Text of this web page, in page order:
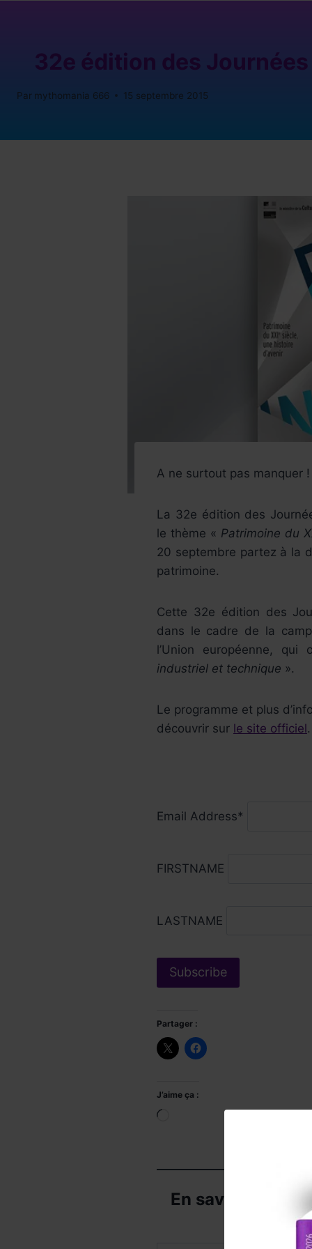
32e édition des
Par mythomania 666 15 septembre 2015
A ne surtout pas manquer !
La 32e édition des
le thème « Patrimoine du
20 septembre partez à la
patrimoine.
Cette 32e édition des
dans le cadre de la
l’Union européenne,
industriel et technique ».
Le programme et plus
découvrir sur le site officiel.
Email Address*
FIRSTNAME
LASTNAME
Partager :
J’aime ça :
Chargement…
En savoir plus
Subscribe to